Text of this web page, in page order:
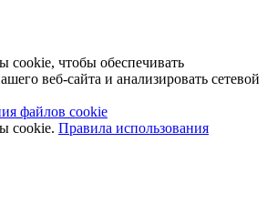
чтобы обеспечивать
веб-сайта и анализировать сетевой
файлов cookie
cookie. Правила использования